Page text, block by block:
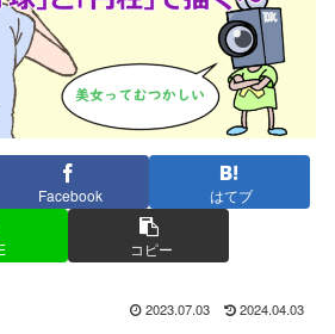
Facebook はてブ
コピー
2023.07.03 2024.04.03